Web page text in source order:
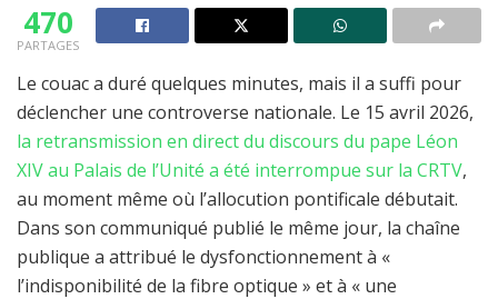
470
PARTAGES
Le couac a duré quelques minutes, mais il a suffi pour
déclencher une controverse nationale. Le 15 avril 2026,
la retransmission en direct du discours du pape Léon
XIV au Palais de l’Unité a été interrompue sur la CRTV,
au moment même où l’allocution pontificale débutait.
Dans son communiqué publié le même jour, la chaîne
publique a attribué le dysfonctionnement à «
l’indisponibilité de la fibre optique » et à « une